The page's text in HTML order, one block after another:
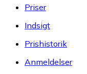
Priser
Indsigt
Prishistorik
Anmeldelser